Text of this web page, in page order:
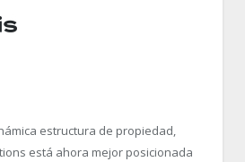
estructura de propiedad,
está ahora mejor posicionada